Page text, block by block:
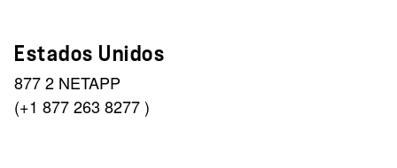
Estados Unidos
877 2 NETAPP
(+1 877 263 8277 )